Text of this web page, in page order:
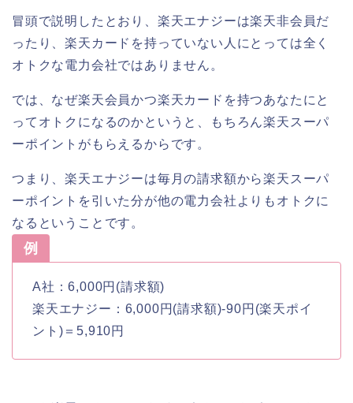
冒頭で説明したとおり、楽天エナジーは楽天非会員だ
ったり、楽天カードを持っていない人にとっては全く
オトクな電力会社ではありません。
では、なぜ楽天会員かつ楽天カードを持つあなたにと
ってオトクになるのかというと、もちろん楽天スーパ
ーポイントがもらえるからです。
つまり、楽天エナジーは毎月の請求額から楽天スーパ
ーポイントを引いた分が他の電力会社よりもオトクに
なるということです。
例
A社：6,000円(請求額)
楽天エナジー：6,000円(請求額)-90円(楽天ポイ
ント)＝5,910円